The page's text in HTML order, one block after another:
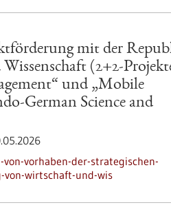
mit der
(2+2-
und „Mobile
German Science and
vorhaben-der-strategischen-
wirtschaft-und-wis